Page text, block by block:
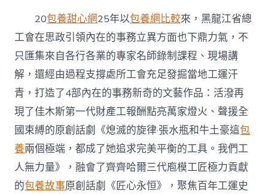
20包養甜心網25年以包養網比較來，黑龍江省總
工會在思政引領內在的事務立異方面也下鼎力氣，不
只匯集來自各行各業的專家名師錄制課程、現場講
解，還經由過程支撐處所工會充足發掘當地工運汗
青，打造了4部內在的事務新奇的文藝作品：活潑再
現了佳木斯第一代財產工報酬點亮萬家燈火、聲援全
國束縛的原創話劇《熄滅的旋律·張水瓶和牛土豪這包
養兩個極端，都成了她追求完美平衡的工具。我們工
人無力量》，融會了齊齊哈爾三代庖模工匠極力貢獻
的包養故事原創話劇《匠心永恒》，聚焦百年工運史